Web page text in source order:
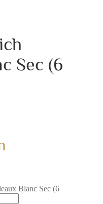
Sec (6
Blanc Sec (6